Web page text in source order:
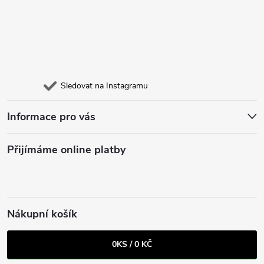
Sledovat na Instagramu
Informace pro vás
Přijímáme online platby
Nákupní košík
0KS /0 KČ